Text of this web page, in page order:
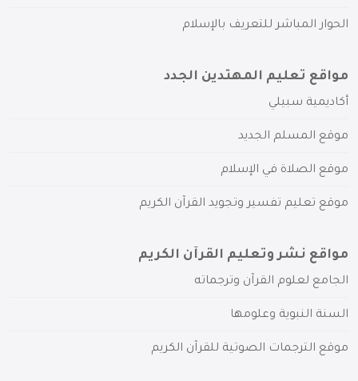
الحوار المباشر للتعريف بالإسلام
مواقع تعليم المهتدين الجدد
أكاديمية سبيلي
موقع المسلم الجديد
موقع الصلاة في الإسلام
موقع تعليم تفسير وتجويد القرآن الكريم
مواقع نشر وتعليم القرآن الكريم
الجامع لعلوم القرآن وترجماته
السنة النبوية وعلومها
موقع الترجمات الصوتية للقرآن الكريم